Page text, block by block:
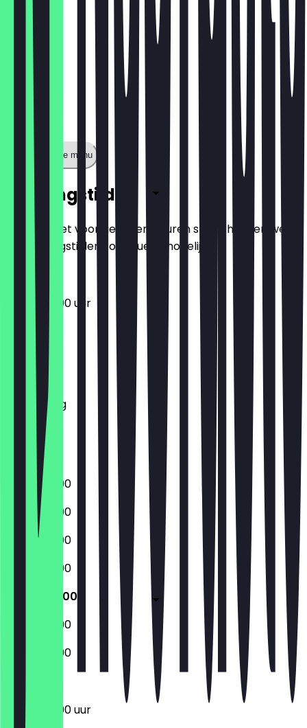
Toon volledige menu
Openingstijden
Zodat je niet voor gesloten deuren staat, houden we
de openingstijden zo actueel mogelijk.
15:00 - 23:00 uur
Maandag
Dinsdag
Woensdag
Donderdag
Vrijdag
Zaterdag
Zondag
15:00 - 23:00
15:00 - 23:00
15:00 - 23:00
15:00 - 23:00
15:00 - 23:00
15:00 - 23:00
15:00 - 23:00
15:00 - 23:00 uur